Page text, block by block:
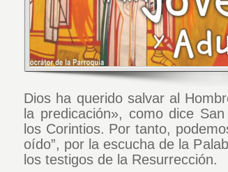
Dios ha querido salvar al
la predicación», como dice
los Corintios. Por tanto,
oído”, por la escucha de la
los testigos de la Resurrección.